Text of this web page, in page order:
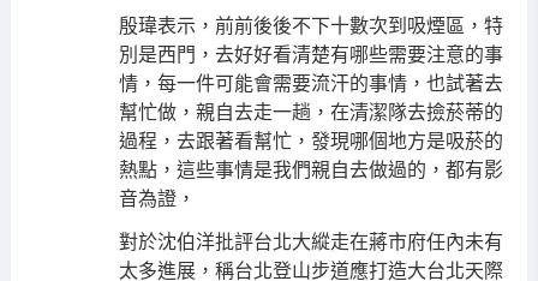
殷瑋表示，前前後後不下十數次到吸煙區，特
別是西門，去好好看清楚有哪些需要注意的事
情，每一件可能會需要流汗的事情，也試著去
幫忙做，親自去走一趟，在清潔隊去撿菸蒂的
過程，去跟著看幫忙，發現哪個地方是吸菸的
熱點，這些事情是我們親自去做過的，都有影
音為證，
對於沈伯洋批評台北大縱走在蔣市府任內未有
太多進展，稱台北登山步道應打造大台北天際